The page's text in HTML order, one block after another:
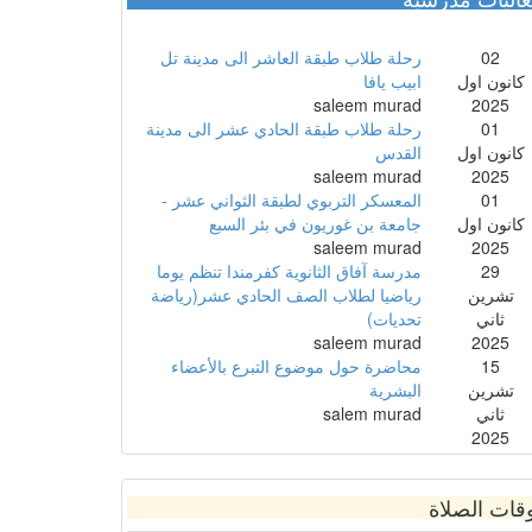
02
كانون اول
2025
رحلة طلاب طبقة العاشر الى مدينة تل
ابيب يافا
saleem murad
01
كانون اول
2025
رحلة طلاب طبقة الحادي عشر الى مدينة
القدس
saleem murad
01
كانون اول
2025
المعسكر التربوي لطبقة الثواني عشر -
جامعة بن غوريون في بئر السبع
saleem murad
29
تشرين
ثاني
2025
مدرسة آفاق الثانوية كفرمندا تنظم يوما
رياضيا لطلاب الصف الحادي عشر(رياضة
تحديات)
saleem murad
15
تشرين
ثاني
2025
محاضرة حول موضوع التبرع بالأعضاء
البشرية
salem murad
الصلاة